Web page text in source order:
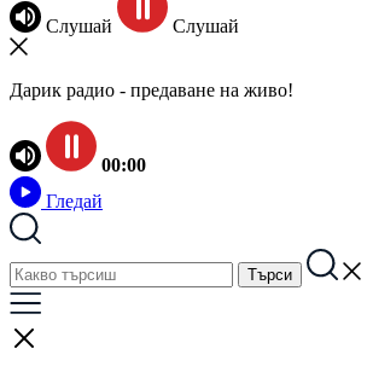
Слушай Слушай
Дарик радио - предаване на живо!
00:00
Гледай